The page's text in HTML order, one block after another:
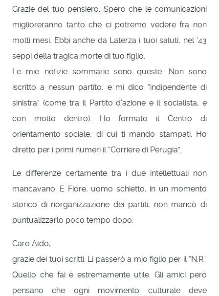
Grazie del tuo pensiero. Spero che le comunicazioni
miglioreranno tanto che ci potremo vedere fra non
molti mesi. Ebbi anche da Laterza i tuoi saluti, nel ’43
seppi della tragica morte di tuo figlio.
Le mie notizie sommarie sono queste. Non sono
iscritto a nessun partito, e mi dico “indipendente di
sinistra” (come tra il Partito d’azione e il socialista, e
con molto dentro). Ho formato il Centro di
orientamento sociale, di cui ti mando stampati. Ho
diretto per i primi numeri il “Corriere di Perugia”.
Le differenze certamente tra i due intellettuali non
mancavano. E Fiore, uomo schietto, in un momento
storico di riorganizzazione dei partiti, non mancò di
puntualizzarlo poco tempo dopo:
Caro Aldo,
grazie dei tuoi scritti. Li passerò a mio figlio per il “N.R.”
Quello che fai è estremamente utile. Gli amici però
pensano che ogni movimento culturale deve